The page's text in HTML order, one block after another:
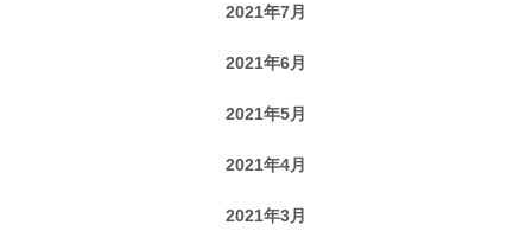
2021年7月
2021年6月
2021年5月
2021年4月
2021年3月